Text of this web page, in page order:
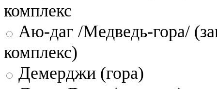
комплекс
Аю-даг /Медведь-гора/
комплекс)
Демерджи (гора)